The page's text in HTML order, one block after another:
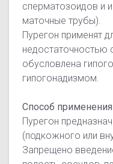
сперматозоидов и
маточные трубы).
Пурегон применят
недостаточностью
обусловлена
гипогонадизмом.
Способ применения
Пурегон
(подкожного или
Запрещено